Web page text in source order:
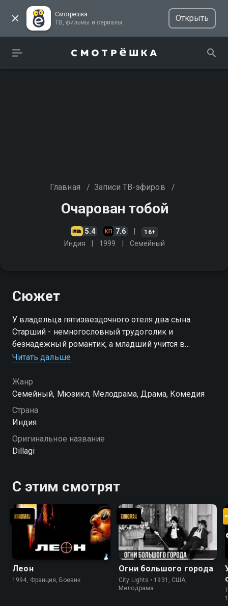
Смотрёшка
ТВ, фильмы и сериалы
Открыть
Главная / Записи ТВ-эфиров /
Очарован тобой
5.4 7.6 16+
Индия 1999 Cемейный
Сюжет
У владельца пятизвездочного отеля два сына.
Старший - немногословный трудоголик и
безнадежный романтик, а младший учится в
колледже и прожигает жизнь. Оба брата влюблены
подозревает о чувствах другого
Читать дальше
Жанр
Cемейный, Мюзикл, Мелодрама, Драма, Комедия
Страна
Индия
Оригинальное название
Dillagi
С этим смотрят
Леон
1994, Франция, Боевик
Огни большого города
City Lights • 1931, США,
Мелодрама